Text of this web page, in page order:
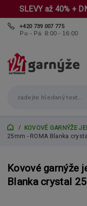
SLEVY až 40% +
+420 739 007 775
Po - Pá: 8:00 - 16:00
KOVOVÉ GARNÝŽE
25mm - ROMA Blanka
Kovové garnýže
Blanka crystal